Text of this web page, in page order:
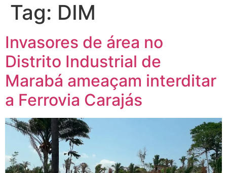
Tag: DIM
Invasores de área no
Distrito Industrial de
Marabá ameaçam interditar
a Ferrovia Carajás